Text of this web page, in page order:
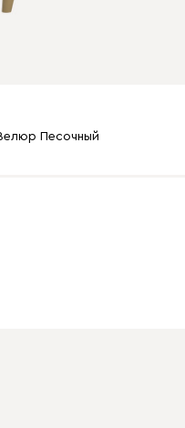
Песочный